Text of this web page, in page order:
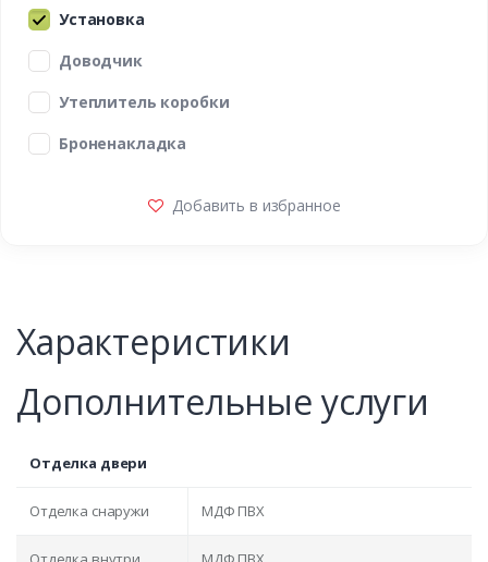
Установка
Доводчик
Утеплитель коробки
Броненакладка
Добавить в избранное
Характеристики
Дополнительные услуги
Отделка двери
Отделка снаружи МДФ ПВХ